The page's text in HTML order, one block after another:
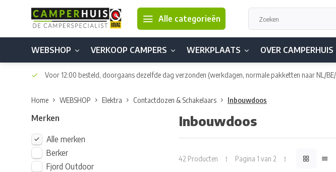
Alle categorieën
WEBSHOP VERKOOP CAMPERS WERKPLAATS OVER CAMPERHUIS
Voor 12:00 besteld, doorgaans dezelfde dag verzonden (werkdagen, normale pakketten naar NL/
Home WEBSHOP Elektra Contactdozen & Schakelaars Inbouwdoos
Merken
Alle merken
Berker
Fjord Outdoor
Inbouwdoos
42 Producten Pagina 1 van 2